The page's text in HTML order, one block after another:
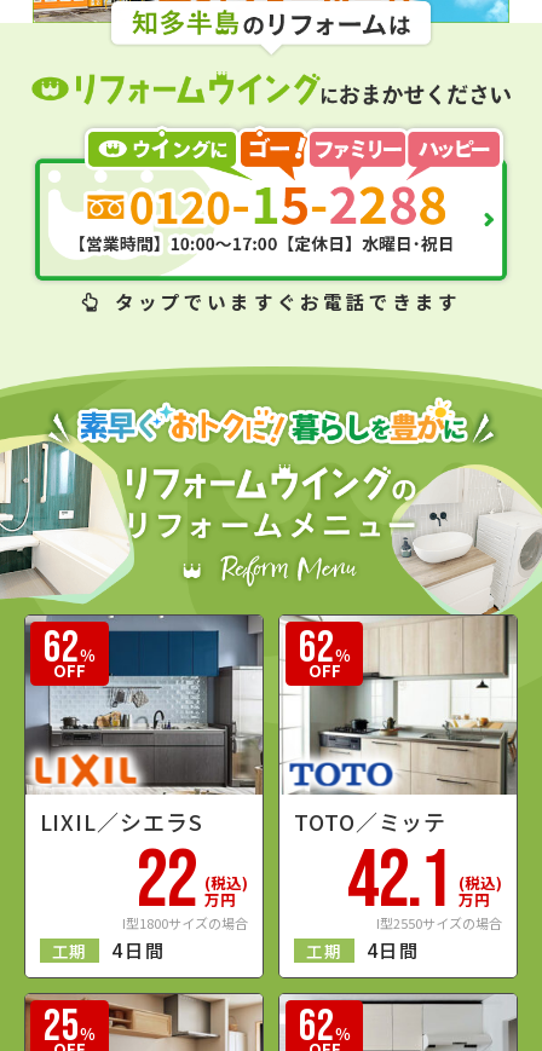
タップでいますぐお電話できます
LIXIL／シエラS
22 (税込)
万円
I型1800サイズの場合
工期 4日間
62％
OFF
TOTO／ミッテ
42.1 (税込)
万円
I型2550サイズの場合
工期 4日間